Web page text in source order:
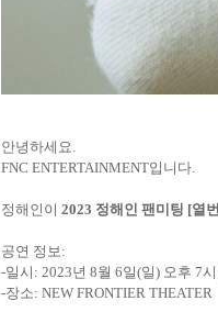
안녕하세요.
FNC ENTERTAINMENT입니다.
정해인이 2023 정해인 팬미팅 [열
공연 정보:
-일시: 2023년 8월 6일(일) 오후 7
-장소: NEW FRONTIER THEATER